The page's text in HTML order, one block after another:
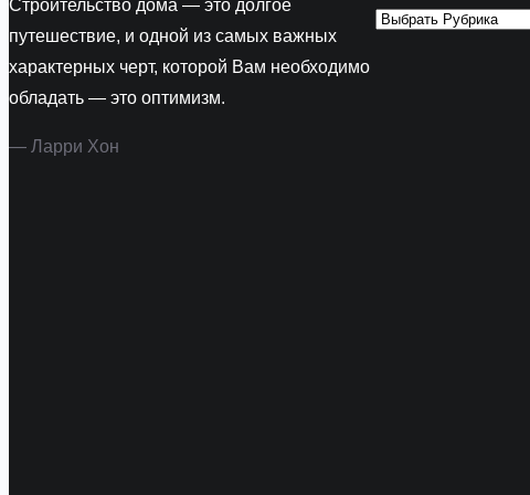
Строительство дома — это долгое
путешествие, и одной из самых важных
характерных черт, которой Вам необходимо
обладать — это оптимизм.
— Ларри Хон